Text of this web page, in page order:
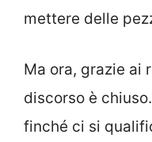
mettere delle
Ma ora, grazie ai
discorso è
finché ci si